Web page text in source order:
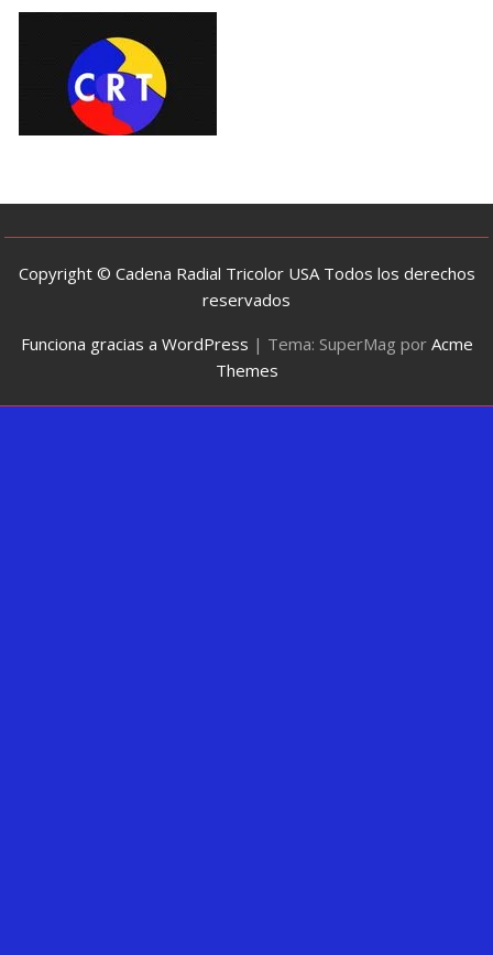
Copyright © Cadena Radial Tricolor USA Todos los derechos
reservados
Funciona gracias a WordPress | Tema: SuperMag por Acme
Themes